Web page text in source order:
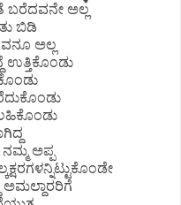
ಬರೆದವನೇ ಅಲ್ಲ
ಬಿಡಿ
ಅಲ್ಲ
ಉತ್ತಿಕೊಂಡು
ಅಪ್ಪ
ಅಮಲ್ದಾರರಿಗೆ